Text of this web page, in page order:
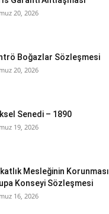
20, 2026
Boğazlar Sözleşmesi
20, 2026
Senedi – 1890
19, 2026
Mesleğinin
Konseyi Sözleşmesi
16, 2026